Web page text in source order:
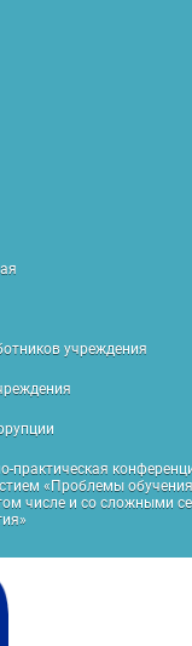
учреждения
практическая
«Проблемы обучения
числе и со сложными